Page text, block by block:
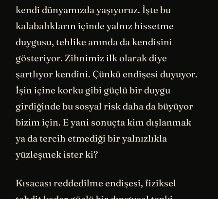
kendi dünyamızda yaşıyoruz. İşte bu
kalabalıkların içinde yalnız hissetme
duygusu, tehlike anında da kendisini
gösteriyor. Zihnimiz ilk olarak diye
şartlıyor kendini. Çünkü endişesi duyuyor.
İşin içine korku gibi güçlü bir duygu
girdiğinde bu sosyal risk daha da büyüyor
bizim için. E yani sonuçta kim dışlanmak
ya da tercih etmediği bir yalnızlıkla
yüzleşmek ister ki?
Kısacası reddedilme endişesi, fiziksel